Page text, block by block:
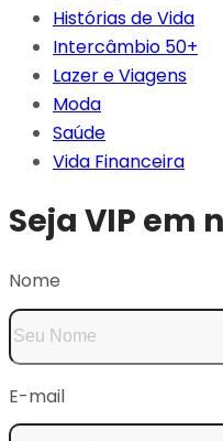
Histórias de Vida
Intercâmbio 50+
Lazer e Viagens
Moda
Saúde
Vida Financeira
Seja VIP em
Nome
E-mail